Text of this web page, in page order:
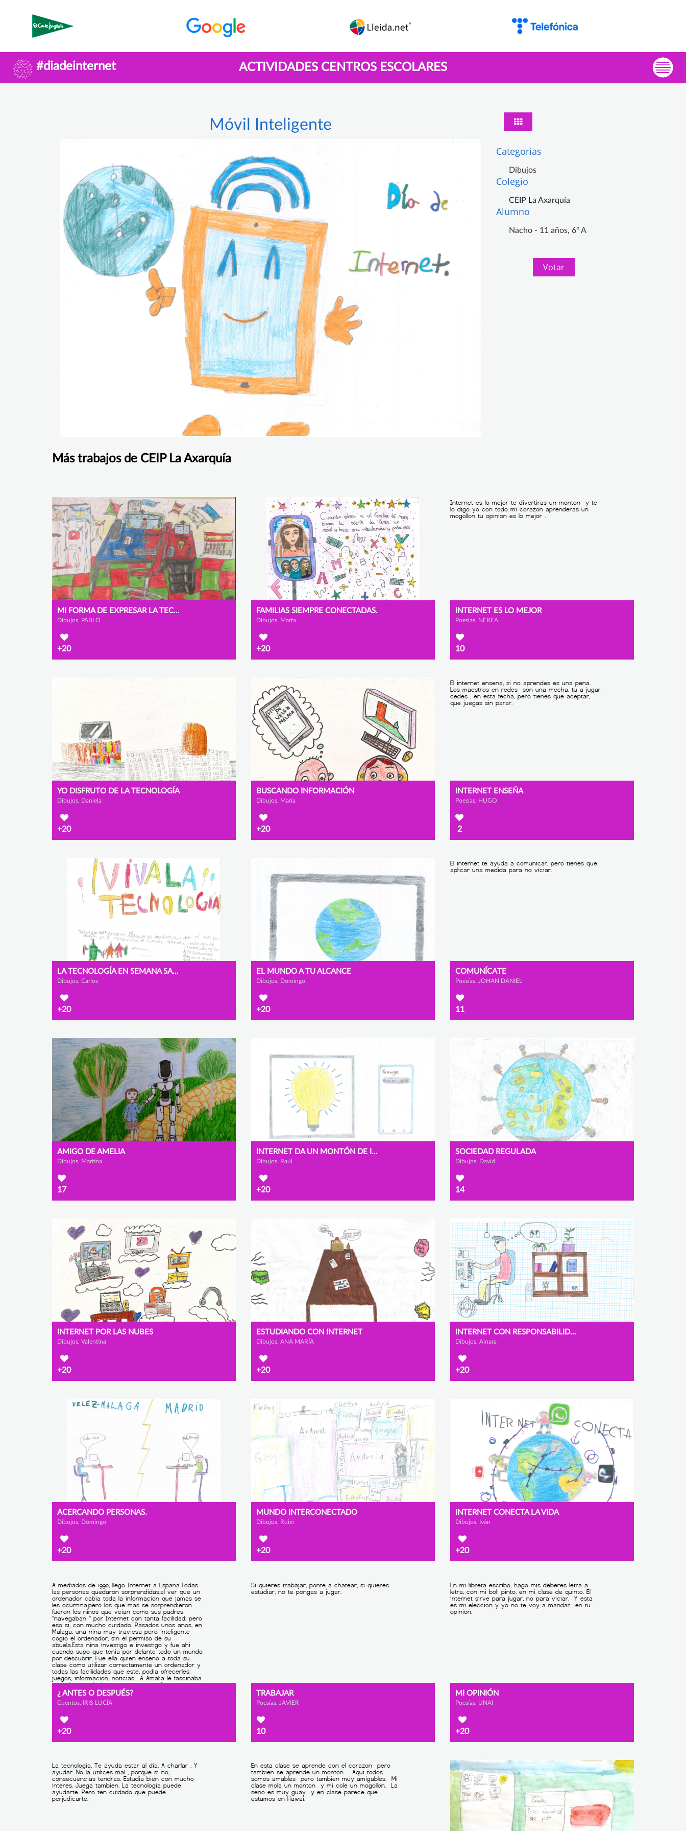
#diadeinternet ACTIVIDADES CENTROS ESCOLARES
Móvil Inteligente
Categorias
Dibujos
Colegio
CEIP La Axarquía
Alumno
Nacho - 11 años, 6º A
Votar
Más trabajos de CEIP La Axarquía
MI FORMA DE EXPRESAR LA TECNOLOGÍA
Dibujos, PABLO
+20
FAMILIAS SIEMPRE CONECTADAS.
Dibujos, Marta
+20
INTERNET ES LO MEJOR
Poesías, NEREA
10
YO DISFRUTO DE LA TECNOLOGÍA
Dibujos, Daniela
+20
BUSCANDO INFORMACIÓN
Dibujos, María
+20
INTERNET ENSEÑA
Poesías, HUGO
2
LA TECNOLOGÍA EN SEMANA SANTA
Dibujos, Carlos
+20
EL MUNDO A TU ALCANCE
Dibujos, Domingo
+20
COMUNÍCATE
Poesías, JOHAN DANIEL
11
AMIGO DE AMELIA
Dibujos, Martina
17
INTERNET DA UN MONTÓN DE IDEAS
Dibujos, Raúl
+20
SOCIEDAD REGULADA
Dibujos, David
14
INTERNET POR LAS NUBES
Dibujos, Valentina
+20
ESTUDIANDO CON INTERNET
Dibujos, ANA MARÍA
+20
INTERNET CON RESPONSABILIDAD
Dibujos, Ainara
+20
ACERCANDO PERSONAS.
Dibujos, Domingo
+20
MUNDO INTERCONECTADO
Dibujos, Ruixi
+20
INTERNET CONECTA LA VIDA
Dibujos, Iván
+20
¿ ANTES O DESPUÉS?
Cuentos, IRIS LUCÍA
+20
TRABAJAR
Poesías, JAVIER
10
MI OPINIÓN
Poesías, UNAI
+20